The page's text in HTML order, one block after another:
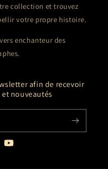
collection et trouvez
votre propre histoire.
enchanteur des
afin de recevoir
nouveautés
YouTube